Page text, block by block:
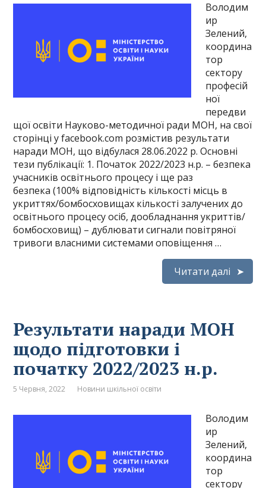
Володим
ир
Зелений,
координа
тор
сектору
професій
ної
передви
щої освіти Науково-методичної ради МОН, на свої
сторінці у facebook.com розмістив результати
наради МОН, що відбулася 28.06.2022 р. Основні
тези публікації: 1. Початок 2022/2023 н.р. – безпека
учасників освітнього процесу і ще раз
безпека (100% відповідність кількості місць в
укриттях/бомбосховищах кількості залучених до
освітнього процесу осіб, дообладнання укриттів/
бомбосховищ) – дублювати сигнали повітряної
тривоги власними системами оповіщення …
Читати далі
Результати наради МОН
щодо підготовки і
початку 2022/2023 н.р.
5 Червня, 2022 Новини шкільної освіти
Володим
ир
Зелений,
координа
тор
сектору